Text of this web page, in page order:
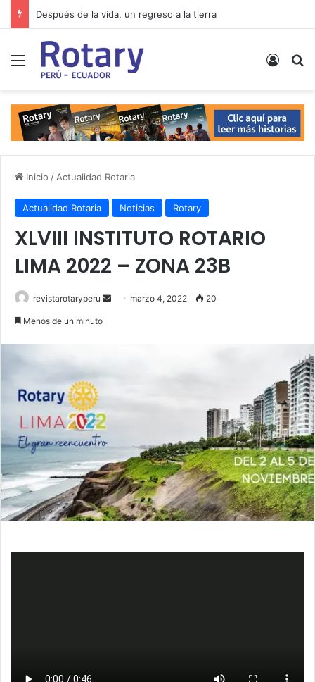
Después de la vida, un regreso a la tierra
Menú
Inicio / Actualidad Rotaria
Actualidad Rotaria Noticias Rotary
XLVIII INSTITUTO ROTARIO
LIMA 2022 – ZONA 23B
revistarotaryperu
Send marzo 4, 2022 20
Menos de un minuto